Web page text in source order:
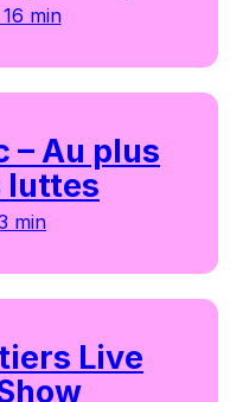
min
– Au plus
luttes
min
Live